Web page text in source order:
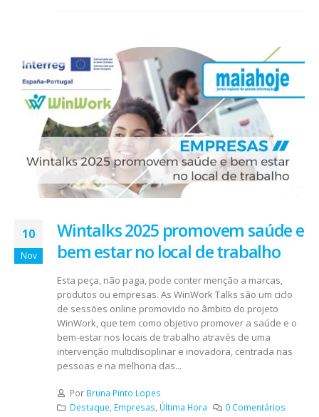
10
Nov
Wintalks 2025 promovem saúde e
bem estar no local de trabalho
Esta peça, não paga, pode conter menção a marcas,
produtos ou empresas. As WinWork Talks são um ciclo
de sessões online promovido no âmbito do projeto
WinWork, que tem como objetivo promover a saúde e o
bem-estar nos locais de trabalho através de uma
intervenção multidisciplinar e inovadora, centrada nas
pessoas e na melhoria das...
Por Bruna Pinto Lopes
Destaque Empresas Última Hora 0 Comentários